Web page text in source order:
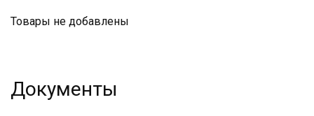
Товары не добавлены
Документы